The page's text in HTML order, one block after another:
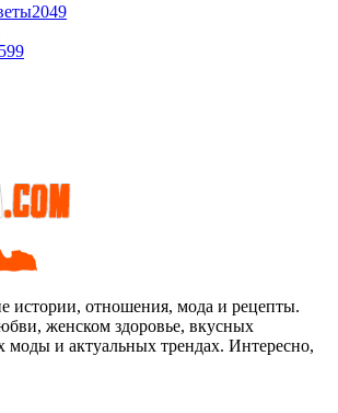
2049
истории, отношения, мода и рецепты.
женском здоровье, вкусных
моды и актуальных трендах. Интересно,